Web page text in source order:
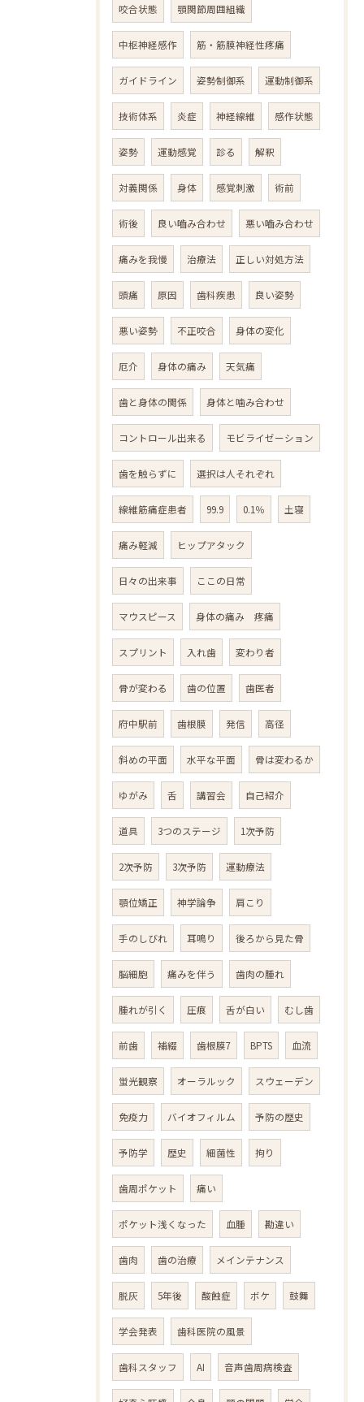
咬合状態 顎関節周囲組織
中枢神経感作 筋・筋膜神経性疼痛
ガイドライン 姿勢制御系 運動制御系
技術体系 炎症 神経線維 感作状態
姿勢 運動感覚 診る 解釈
対義関係 身体 感覚刺激 術前
術後 良い嚙み合わせ 悪い嚙み合わせ
痛みを我慢 治療法 正しい対処方法
頭痛 原因 歯科疾患 良い姿勢
悪い姿勢 不正咬合 身体の変化
厄介 身体の痛み 天気痛
歯と身体の関係 身体と噛み合わせ
コントロール出来る モビライゼーション
歯を触らずに 選択は人それぞれ
線維筋痛症患者 99.9 0.1％ 土寝
痛み軽減 ヒップアタック
日々の出来事 ここの日常
マウスピース 身体の痛み 疼痛
スプリント 入れ歯 変わり者
骨が変わる 歯の位置 歯医者
府中駅前 歯根膜 発信 高径
斜めの平面 水平な平面 骨は変わるか
ゆがみ 舌 講習会 自己紹介
道具 3つのステージ 1次予防
2次予防 3次予防 運動療法
顎位矯正 神学論争 肩こり
手のしびれ 耳鳴り 後ろから見た骨
脳細胞 痛みを伴う 歯肉の腫れ
腫れが引く 圧痕 舌が白い むし歯
前歯 補綴 歯根膜7 BPTS 血流
蛍光観察 オーラルック スウェーデン
免疫力 バイオフィルム 予防の歴史
予防学 歴史 細菌性 拘り
歯周ポケット 痛い
ポケット浅くなった 血腫 勘違い
歯肉 歯の治療 メインテナンス
脱灰 5年後 酸蝕症 ボケ 鼓舞
学会発表 歯科医院の風景
歯科スタッフ AI 音声歯周病検査